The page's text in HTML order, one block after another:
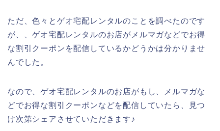
ただ、色々とゲオ宅配レンタルのことを調べたのです
が、、ゲオ宅配レンタルのお店がメルマガなどでお得
な割引クーポンを配信しているかどうかは分かりませ
んでした。
なので、ゲオ宅配レンタルのお店がもし、メルマガな
どでお得な割引クーポンなどを配信していたら、見つ
け次第シェアさせていただきます♪